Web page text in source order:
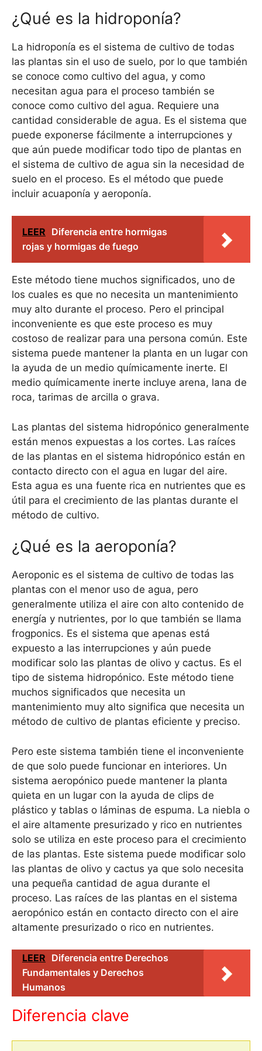
¿Qué es la hidroponía?
La hidroponía es el sistema de cultivo de todas
las plantas sin el uso de suelo, por lo que también
se conoce como cultivo del agua, y como
necesitan agua para el proceso también se
conoce como cultivo del agua. Requiere una
cantidad considerable de agua. Es el sistema que
puede exponerse fácilmente a interrupciones y
que aún puede modificar todo tipo de plantas en
el sistema de cultivo de agua sin la necesidad de
suelo en el proceso. Es el método que puede
incluir acuaponía y aeroponía.
LEER Diferencia entre hormigas
rojas y hormigas de fuego
Este método tiene muchos significados, uno de
los cuales es que no necesita un mantenimiento
muy alto durante el proceso. Pero el principal
inconveniente es que este proceso es muy
costoso de realizar para una persona común. Este
sistema puede mantener la planta en un lugar con
la ayuda de un medio químicamente inerte. El
medio químicamente inerte incluye arena, lana de
roca, tarimas de arcilla o grava.
Las plantas del sistema hidropónico generalmente
están menos expuestas a los cortes. Las raíces
de las plantas en el sistema hidropónico están en
contacto directo con el agua en lugar del aire.
Esta agua es una fuente rica en nutrientes que es
útil para el crecimiento de las plantas durante el
método de cultivo.
¿Qué es la aeroponía?
Aeroponic es el sistema de cultivo de todas las
plantas con el menor uso de agua, pero
generalmente utiliza el aire con alto contenido de
energía y nutrientes, por lo que también se llama
frogponics. Es el sistema que apenas está
expuesto a las interrupciones y aún puede
modificar solo las plantas de olivo y cactus. Es el
tipo de sistema hidropónico. Este método tiene
muchos significados que necesita un
mantenimiento muy alto significa que necesita un
método de cultivo de plantas eficiente y preciso.
Pero este sistema también tiene el inconveniente
de que solo puede funcionar en interiores. Un
sistema aeropónico puede mantener la planta
quieta en un lugar con la ayuda de clips de
plástico y tablas o láminas de espuma. La niebla o
el aire altamente presurizado y rico en nutrientes
solo se utiliza en este proceso para el crecimiento
de las plantas. Este sistema puede modificar solo
las plantas de olivo y cactus ya que solo necesita
una pequeña cantidad de agua durante el
proceso. Las raíces de las plantas en el sistema
aeropónico están en contacto directo con el aire
altamente presurizado o rico en nutrientes.
LEER Diferencia entre Derechos
Fundamentales y Derechos
Humanos
Diferencia clave